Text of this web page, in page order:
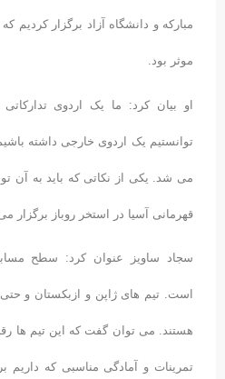
مبارکه و دانشگاه آزاد برگزار کردیم
موثر بود.
او بیان کرد: ما یک اردوی
توانستیم یک اردوی خارجی داشته
می شد. یکی از نکاتی که باید به آن
قهرمانی آسیا در استخر روباز برگزار
سجاد ساویز عنوان کرد: سطح
است. تیم های ژاپن و ازبکستان و
هستند. می توان گفت که این تیم ها
تمرینات و آمادگی مناسبی که